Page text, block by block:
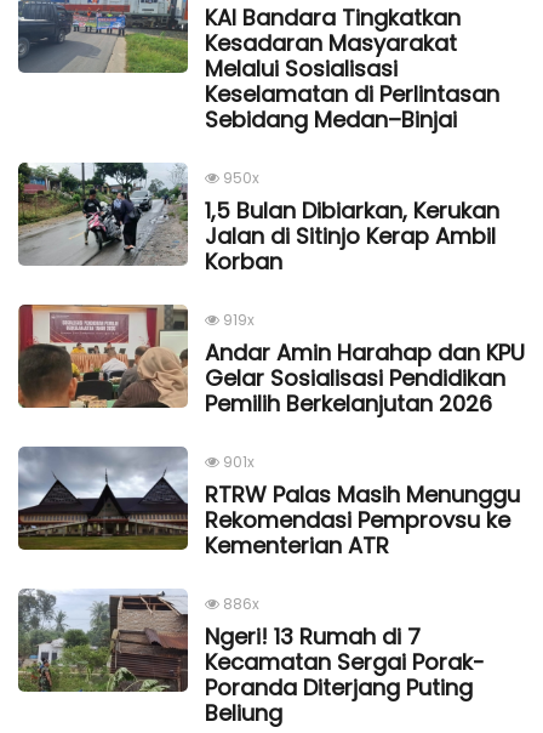
KAI Bandara Tingkatkan
Kesadaran Masyarakat
Melalui Sosialisasi
Keselamatan di Perlintasan
Sebidang Medan–Binjai
950x
1,5 Bulan Dibiarkan, Kerukan
Jalan di Sitinjo Kerap Ambil
Korban
919x
Andar Amin Harahap dan KPU
Gelar Sosialisasi Pendidikan
Pemilih Berkelanjutan 2026
901x
RTRW Palas Masih Menunggu
Rekomendasi Pemprovsu ke
Kementerian ATR
886x
Ngeri! 13 Rumah di 7
Kecamatan Sergai Porak-
Poranda Diterjang Puting
Beliung